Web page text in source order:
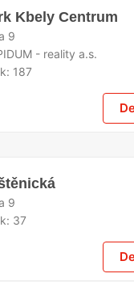
Kbely Centrum
9
- reality a.s.
187
9
37